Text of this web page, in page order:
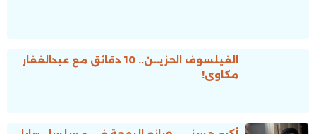
الفيلسوف الحزيــن.. 10 دقائق مع عبدالغفار
مكاوى!